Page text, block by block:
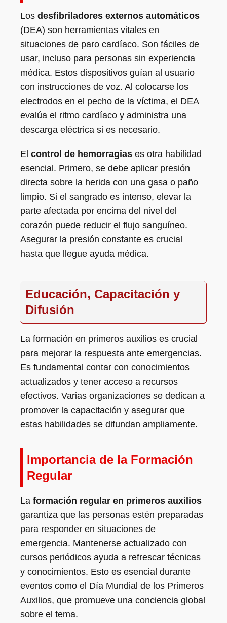
Los desfibriladores externos automáticos
(DEA) son herramientas vitales en
situaciones de paro cardíaco. Son fáciles de
usar, incluso para personas sin experiencia
médica. Estos dispositivos guían al usuario
con instrucciones de voz. Al colocarse los
electrodos en el pecho de la víctima, el DEA
evalúa el ritmo cardíaco y administra una
descarga eléctrica si es necesario.
El control de hemorragias es otra habilidad
esencial. Primero, se debe aplicar presión
directa sobre la herida con una gasa o paño
limpio. Si el sangrado es intenso, elevar la
parte afectada por encima del nivel del
corazón puede reducir el flujo sanguíneo.
Asegurar la presión constante es crucial
hasta que llegue ayuda médica.
Educación, Capacitación y
Difusión
La formación en primeros auxilios es crucial
para mejorar la respuesta ante emergencias.
Es fundamental contar con conocimientos
actualizados y tener acceso a recursos
efectivos. Varias organizaciones se dedican a
promover la capacitación y asegurar que
estas habilidades se difundan ampliamente.
Importancia de la Formación
Regular
La formación regular en primeros auxilios
garantiza que las personas estén preparadas
para responder en situaciones de
emergencia. Mantenerse actualizado con
cursos periódicos ayuda a refrescar técnicas
y conocimientos. Esto es esencial durante
eventos como el Día Mundial de los Primeros
Auxilios, que promueve una conciencia global
sobre el tema.